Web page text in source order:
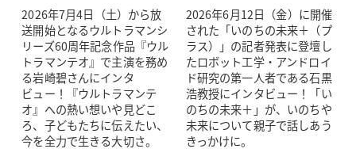
2026年7月4日（土）から放
送開始となるウルトラマンシ
リーズ60周年記念作品『ウル
トラマンテオ』で主演を務め
る岩崎碧さんにインタ
ビュー！『ウルトラマンテ
オ』への熱い想いや見どこ
ろ、子どもたちに伝えたい、
今を全力で生きる大切さ。
2026年6月12日（金）に開催
された「いのちの未来＋（プ
ラス）」の記者発表に登壇し
たロボット工学・アンドロイ
ド研究の第一人者である石黒
浩教授にインタビュー！「い
のちの未来＋」が、いのちや
未来について親子で話しあう
きっかけに。